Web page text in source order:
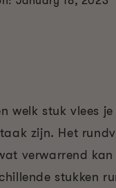
welk stuk vlees
zijn. Het
verwarrend
stukken